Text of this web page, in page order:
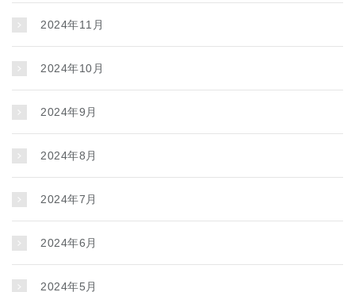
2024年11月
2024年10月
2024年9月
2024年8月
2024年7月
2024年6月
2024年5月